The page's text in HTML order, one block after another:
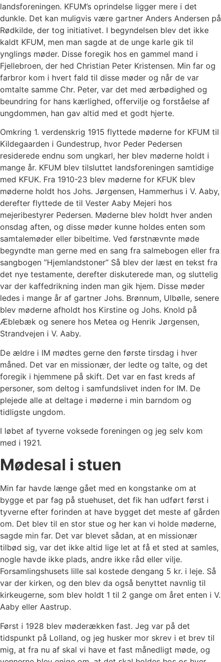
landsforeningen. KFUM’s oprindelse ligger mere i det
dunkle. Det kan muligvis være gartner Anders Andersen på
Rødkilde, der tog initiativet. I begyndelsen blev det ikke
kaldt KFUM, men man sagde at de unge karle gik til
ynglings møder. Disse foregik hos en gammel mand i
Fjellebroen, der hed Christian Peter Kristensen. Min far og
farbror kom i hvert fald til disse møder og når de var
omtalte samme Chr. Peter, var det med ærbødighed og
beundring for hans kærlighed, offervilje og forståelse af
ungdommen, han gav altid med et godt hjerte.
Omkring 1. verdenskrig 1915 flyttede møderne for KFUM til
Kildegaarden i Gundestrup, hvor Peder Pedersen
residerede endnu som ungkarl, her blev møderne holdt i
mange år. KFUM blev tilsluttet landsforeningen samtidige
med KFUK. Fra 1910-23 blev møderne for KFUK blev
møderne holdt hos Johs. Jørgensen, Hammerhus i V. Aaby,
derefter flyttede de til Vester Aaby Mejeri hos
mejeribestyrer Pedersen. Møderne blev holdt hver anden
onsdag aften, og disse møder kunne holdes enten som
samtalemøder eller bibeltime. Ved førstnævnte møde
begyndte man gerne med en sang fra salmebogen eller fra
sangbogen ”Hjemlandstoner” Så blev der læst en tekst fra
det nye testamente, derefter diskuterede man, og sluttelig
var der kaffedrikning inden man gik hjem. Disse møder
ledes i mange år af gartner Johs. Brønnum, Ulbølle, senere
blev møderne afholdt hos Kirstine og Johs. Knold på
Æblebæk og senere hos Metea og Henrik Jørgensen,
Strandvejen i V. Aaby.
De ældre i IM mødtes gerne den første tirsdag i hver
måned. Det var en missionær, der ledte og talte, og det
foregik i hjemmene på skift. Det var en fast kreds af
personer, som deltog i samfundslivet inden for IM. De
plejede alle at deltage i møderne i min barndom og
tidligste ungdom.
I løbet af tyverne voksede foreningen og jeg selv kom
med i 1921.
Mødesal i stuen
Min far havde længe gået med en kongstanke om at
bygge et par fag på stuehuset, det fik han udført først i
tyverne efter forinden at have bygget det meste af gården
om. Det blev til en stor stue og her kan vi holde møderne,
sagde min far. Det var blevet sådan, at en missionær
tilbød sig, var det ikke altid lige let at få et sted at samles,
nogle havde ikke plads, andre ikke råd eller vilje.
Forsamlingshusets lille sal kostede dengang 5 kr. i leje. Så
var der kirken, og den blev da også benyttet navnlig til
kirkeugerne, som blev holdt 1 til 2 gange om året enten i V.
Aaby eller Aastrup.
Først i 1928 blev møderækken fast. Jeg var på det
tidspunkt på Lolland, og jeg husker mor skrev i et brev til
mig, at fra nu af skal vi have et fast månedligt møde, og